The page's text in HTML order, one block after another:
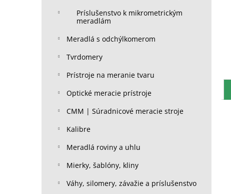
Príslušenstvo k mikrometrickým
meradlám
Meradlá s odchýlkomerom
Tvrdomery
Prístroje na meranie tvaru
Optické meracie prístroje
CMM | Súradnicové meracie stroje
Kalibre
Meradlá roviny a uhlu
Mierky, šablóny, kliny
Váhy, silomery, závažie a príslušenstvo